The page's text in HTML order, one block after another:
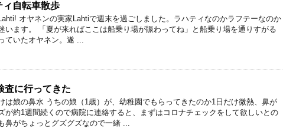
ィ自転車散歩
オヤネンの実家Lahtiで週末を過ごしました。ラハティなのかラフテーなのか
います。 「夏が来ればここは船乗り場が賑わってね」と船乗り場を通りすがる
ていたオヤネン。遂 ...
査に行ってきた
は娘の鼻水 うちの娘（1歳）が、幼稚園でもらってきたのか1日だけ微熱、鼻が
が約1週間続くので病院に連絡すると、まずはコロナチェックをして欲しいとの
鼻がちょっとグズグズなので一緒 ...